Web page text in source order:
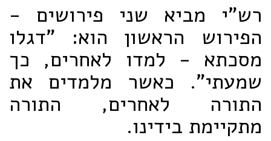
רש"י מביא שני פירושים -
הפירוש הראשון הוא: "דגלו
מסכתא - למדו לאחרים, כך
שמעתי". כאשר מלמדים את
התורה לאחרים, התורה
מתקיימת בידינו.